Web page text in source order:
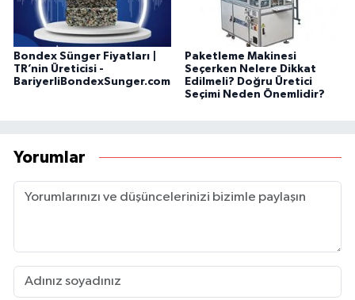
Bondex Sünger Fiyatları |
TR’nin Üreticisi -
BariyerliBondexSunger.com
Paketleme Makinesi
Seçerken Nelere Dikkat
Edilmeli? Doğru Üretici
Seçimi Neden Önemlidir?
Yorumlar